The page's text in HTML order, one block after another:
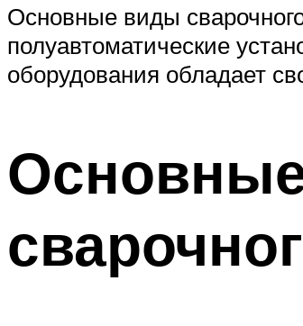
Основные виды
полуавтоматические
оборудования обладает